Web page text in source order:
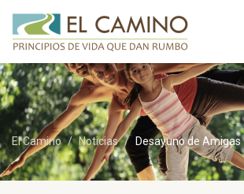
El Camino Noticias Desayuno de Amigas